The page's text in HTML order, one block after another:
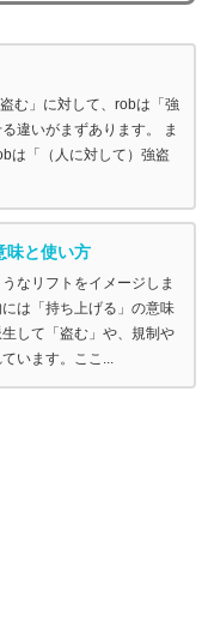
む」に対して、robは「強
違いがまずあります。 ま
は「（人に対して）強盗
味と使い方
なリフトをイメージしま
は「持ち上げる」の意味
して「盗む」や、規制や
います。ここ...